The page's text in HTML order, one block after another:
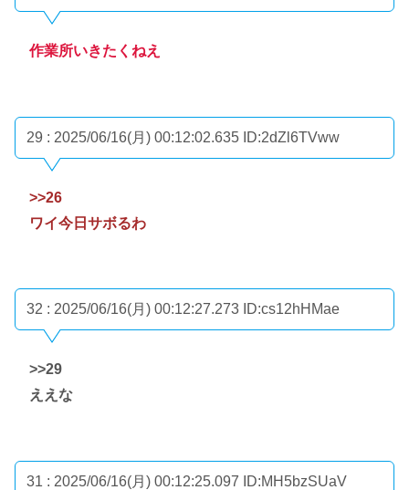
作業所いきたくねえ
29 : 2025/06/16(月) 00:12:02.635 ID:2dZl6TVww
>>26
ワイ今日サボるわ
32 : 2025/06/16(月) 00:12:27.273 ID:cs12hHMae
>>29
ええな
31 : 2025/06/16(月) 00:12:25.097 ID:MH5bzSUaV